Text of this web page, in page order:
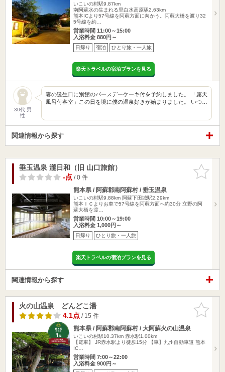
いこいの村駅9.87km
南阿蘇水の生まれる里白水高原駅2.63km
熊本ICより57号線を阿蘇方面に向かう。阿蘇大橋を渡り32
5号線を約…
営業時間 11:00～15:00
入浴料金 880円～
日帰り 宿泊 ひとり旅・一人旅
楽天トラベルの宿泊プランを見る
30代 男
性
妻の誕生日に別館のバースデーケーキ付を予約しました。 「露天
風呂付客室」この日を境に僕の温泉好きが始まりました。 いつ…
関連情報から探す
お気に入
りに追加
垂玉温泉 瀧日和（旧 山口旅館）
-点/ 0 件
熊本県 / 阿蘇郡南阿蘇村 / 垂玉温泉
いこいの村駅9.88km 阿蘇下田城駅2.29km
熊本ＩＣよりお車で57号線を阿蘇方面へ約30分 立野の阿
蘇大橋を渡…
営業時間 10:00～19:00
入浴料金 1,000円～
日帰り ひとり旅・一人旅
楽天トラベルの宿泊プランを見る
関連情報から探す
お気に入
りに追加
火の山温泉 どんどこ湯
4.1点/ 15 件
熊本県 / 阿蘇郡南阿蘇村 / 大阿蘇火の山温泉
いこいの村駅10.37km 赤水駅1.00km
【電車】 JR赤水駅より徒歩15分 【車】九州自動車道 熊本
IC…
営業時間 7:00～22:00
入浴料金 900円～